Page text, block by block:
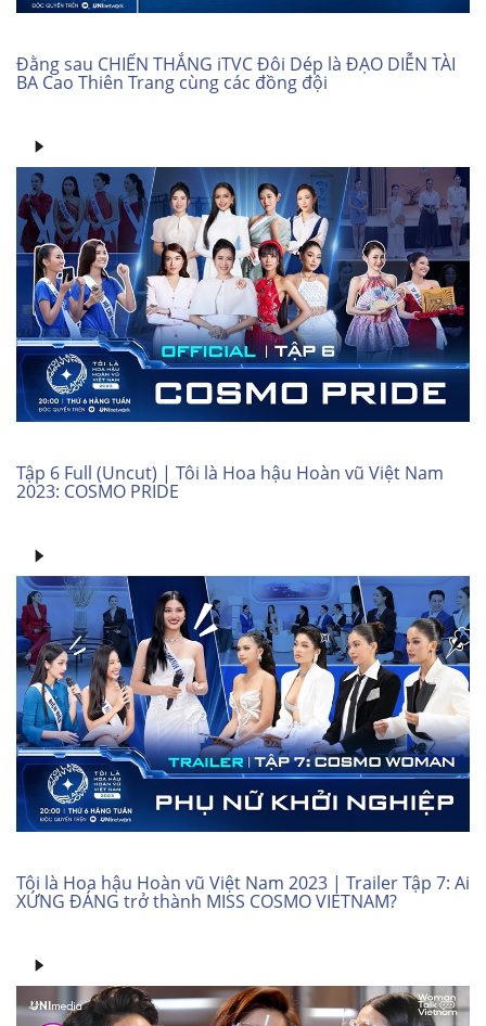
Đằng sau CHIẾN THẮNG iTVC Đôi Dép là ĐẠO DIỄN TÀI
BA Cao Thiên Trang cùng các đồng đội
Tập 6 Full (Uncut) | Tôi là Hoa hậu Hoàn vũ Việt Nam
2023: COSMO PRIDE
Tôi là Hoa hậu Hoàn vũ Việt Nam 2023 | Trailer Tập 7: Ai
XỨNG ĐÁNG trở thành MISS COSMO VIETNAM?